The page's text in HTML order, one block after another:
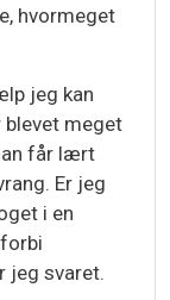
hvormeget
jeg kan
blevet meget
får lært
Er jeg
i en
jeg svaret.